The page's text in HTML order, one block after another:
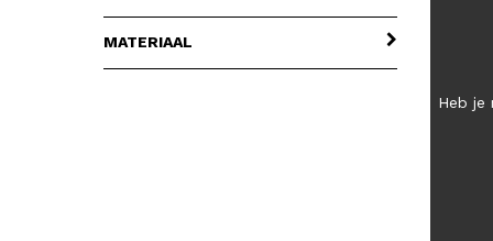
MATERIAAL
Heb je